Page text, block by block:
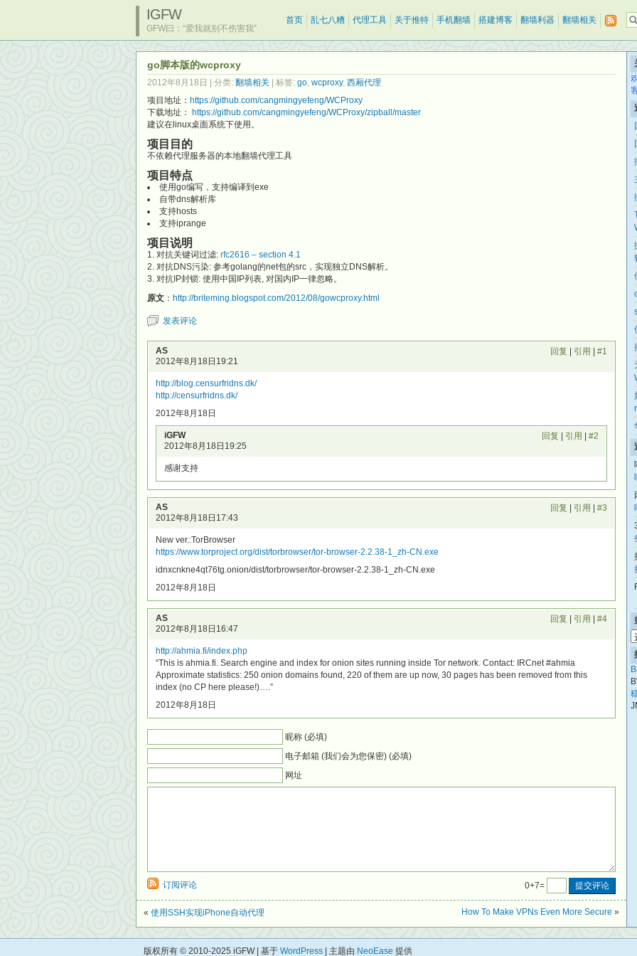
IGFW
GFW曰：“爱我就别不伤害我”
首页 乱七八糟 代理工具 关于推特 手机翻墙 搭建博客 翻墙利器 翻墙相关
go脚本版的wcproxy
2012年8月18日 | 分类: 翻墙相关 | 标签: go, wcproxy, 西厢代理
项目地址： https://github.com/cangmingyefeng/WCProxy
下载地址：
https://github.com/cangmingyefeng/WCProxy/zipball/master
建议在linux桌面系统下使用。
项目目的
不依赖代理服务器的本地翻墙代理工具
项目特点
使用go编写，支持编译到exe
自带dns解析库
支持hosts
支持iprange
项目说明
对抗关键词过滤: rfc2616 – section 4.1
对抗DNS污染: 参考golang的net包的src，实现独立DNS解析。
对抗IP封锁: 使用中国IP列表, 对国内IP一律忽略。
原文 ： http://briteming.blogspot.com/2012/08/gowcproxy.html
发表评论
AS
2012年8月18日19:21
回复 引用 #1
http://blog.censurfridns.dk/
http://censurfridns.dk/
2012年8月18日
iGFW
2012年8月18日19:25
回复 引用 #2
感谢支持
AS
2012年8月18日17:43
回复 引用 #3
New ver.:TorBrowser
https://www.torproject.org/dist/torbrowser/tor-browser-2.2.38-1_zh-CN.exe
idnxcnkne4qt76tg.onion/dist/torbrowser/tor-browser-2.2.38-1_zh-CN.exe
2012年8月18日
AS
2012年8月18日16:47
回复 引用 #4
http://ahmia.fi/index.php
“This is ahmia.fi. Search engine and index for onion sites running inside Tor network. Contact: IRCnet #ahmia
Approximate statistics: 250 onion domains found, 220 of them are up now, 30 pages has been removed from this
index (no CP here please!)….”
2012年8月18日
昵称 (必填)
电子邮箱 (我们会为您保密) (必填)
网址
订阅评论 0+7=
« 使用SSH实现iPhone自动代理 How To Make VPNs Even More Secure »
版权所有 © 2010-2025 iGFW | 基于 WordPress | 主题由 NeoEase 提供